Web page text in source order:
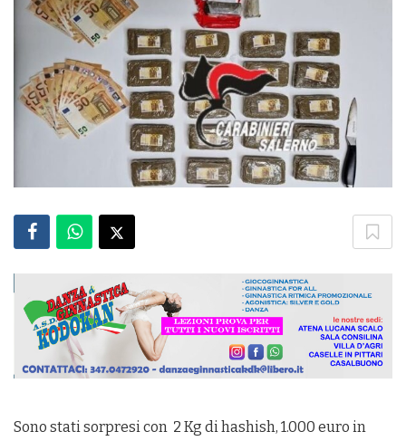
Sono stati sorpresi con 2 Kg di hashish, 1.000 euro in